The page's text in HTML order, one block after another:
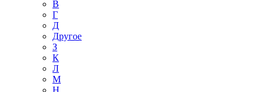
В
Г
Д
Другое
З
К
Л
М
Н